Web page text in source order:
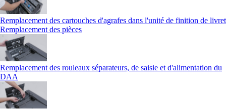
Remplacement des cartouches d'agrafes dans l'unité de finition de livret
Remplacement des pièces
Remplacement des rouleaux séparateurs, de saisie et d'alimentation du
DAA